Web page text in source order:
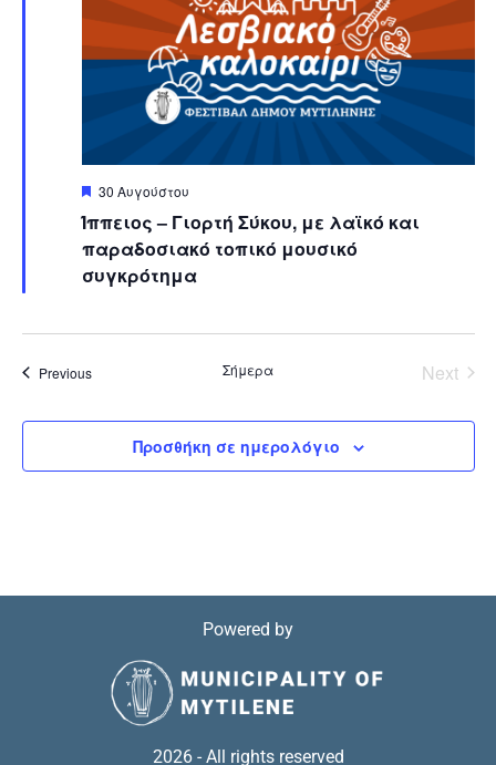
Ίππειος – Γιορτή Σύκου, με λαϊκό και
παραδοσιακό τοπικό μουσικό
συγκρότημα
Featured
30 Αυγούστου
PreviousEvents Σήμερα Next
Προσθήκη σε ημερολόγιο
Powered by
2026 - All rights reserved